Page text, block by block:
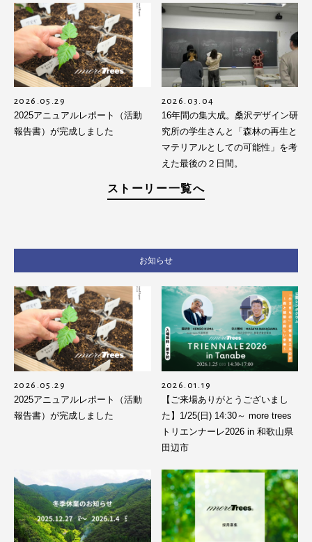
2026.05.29
2025アニュアルレポート（活動
報告書）が完成しました
2026.03.04
16年間の集大成。桑沢デザイン研
究所の学生さんと「森林の再生と
マテリアルとしての可能性」を考
えた最後の２日間。
ストーリー一覧へ
お知らせ
2026.05.29
2025アニュアルレポート（活動
報告書）が完成しました
2026.01.19
【ご来場ありがとうございまし
た】1/25(日) 14:30～ more trees
トリエンナーレ2026 in 和歌山県
田辺市